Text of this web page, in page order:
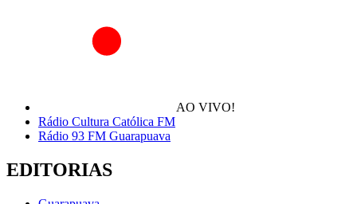
AO VIVO!
Rádio Cultura Católica FM
Rádio 93 FM Guarapuava
EDITORIAS